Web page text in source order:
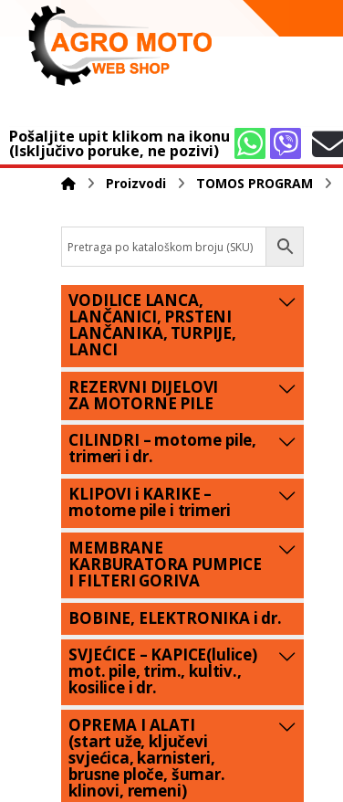
Pošaljite upit klikom na ikonu
(Isključivo poruke, ne pozivi)
Proizvodi TOMOS PROGRAM
VODILICE LANCA,
LANČANICI, PRSTENI
LANČANIKA, TURPIJE,
LANCI
REZERVNI DIJELOVI
ZA MOTORNE PILE
CILINDRI – motorne pile,
trimeri i dr.
KLIPOVI i KARIKE –
motorne pile i trimeri
MEMBRANE
KARBURATORA PUMPICE
I FILTERI GORIVA
BOBINE, ELEKTRONIKA i dr.
SVJEĆICE – KAPICE(lulice)
mot. pile, trim., kultiv.,
kosilice i dr.
OPREMA I ALATI
(start uže, ključevi
svjećica, karnisteri,
brusne ploče, šumar.
klinovi, remeni)